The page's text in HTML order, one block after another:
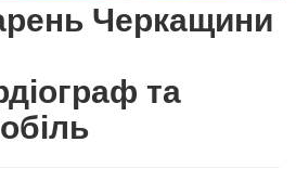
Черкащини
та